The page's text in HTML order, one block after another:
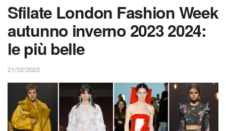
Sfilate London Fashion Week
autunno inverno 2023 2024:
le più belle
21/02/2023